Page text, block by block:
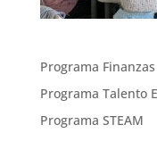
Programa
Programa Talento
Programa STEAM